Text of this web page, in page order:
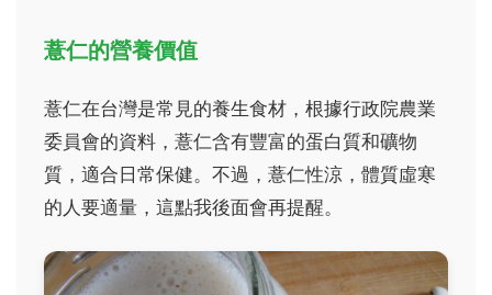
薏仁的營養價值
薏仁在台灣是常見的養生食材，根據行政院農業
委員會的資料，薏仁含有豐富的蛋白質和礦物
質，適合日常保健。不過，薏仁性涼，體質虛寒
的人要適量，這點我後面會再提醒。